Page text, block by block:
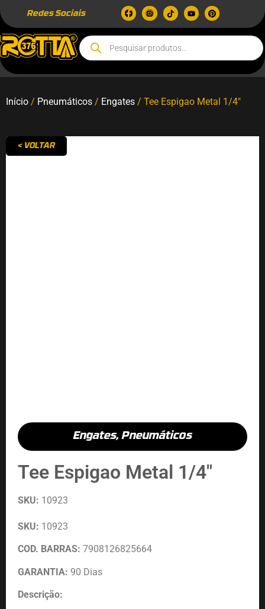
Redes Sociais
Início / Pneumáticos / Engates / Tee Espigao Metal 1/4″
< VOLTAR
Engates,Pneumáticos
Tee Espigao Metal 1/4″
SKU: 10923
SKU: 10923
COD. BARRAS: 7908126825664
GARANTIA: 90 Dias
Descrição: